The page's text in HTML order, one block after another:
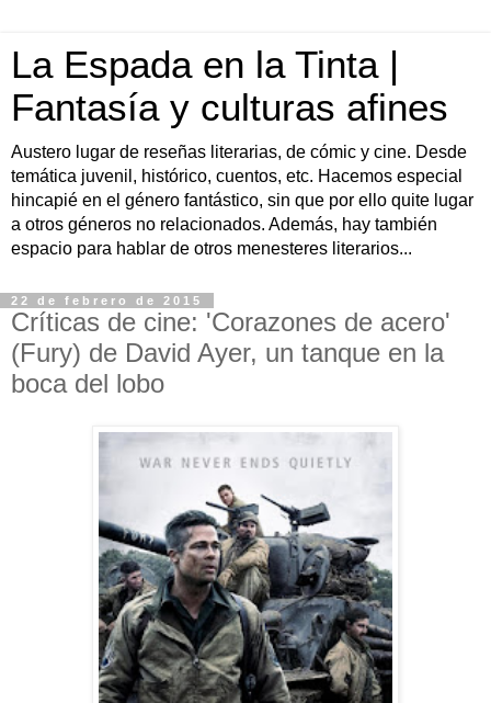
La Espada en la Tinta |
Fantasía y culturas afines
Austero lugar de reseñas literarias, de cómic y cine. Desde
temática juvenil, histórico, cuentos, etc. Hacemos especial
hincapié en el género fantástico, sin que por ello quite lugar
a otros géneros no relacionados. Además, hay también
espacio para hablar de otros menesteres literarios...
22 de febrero de 2015
Críticas de cine: 'Corazones de acero'
(Fury) de David Ayer, un tanque en la
boca del lobo